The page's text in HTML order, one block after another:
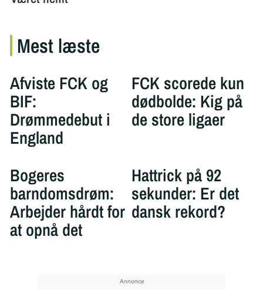
Mest læste
Afviste FCK og
BIF:
Drømmedebut i
England
FCK scorede kun
dødbolde: Kig på
de store ligaer
Bogeres
barndomsdrøm:
Arbejder hårdt for
at opnå det
Hattrick på 92
sekunder: Er det
dansk rekord?